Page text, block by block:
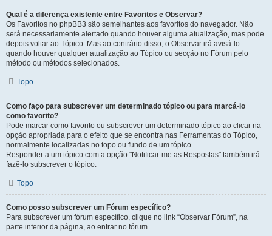
Qual é a diferença existente entre Favoritos e Observar?
Os Favoritos no phpBB3 são semelhantes aos favoritos do navegador. Não
será necessariamente alertado quando houver alguma atualização, mas pode
depois voltar ao Tópico. Mas ao contrário disso, o Observar irá avisá-lo
quando houver qualquer atualização ao Tópico ou secção no Fórum pelo
método ou métodos selecionados.
Topo
Como faço para subscrever um determinado tópico ou para marcá-lo
como favorito?
Pode marcar como favorito ou subscrever um determinado tópico ao clicar na
opção apropriada para o efeito que se encontra nas Ferramentas do Tópico,
normalmente localizadas no topo ou fundo de um tópico.
Responder a um tópico com a opção "Notificar-me as Respostas" também irá
fazê-lo subscrever o tópico.
Topo
Como posso subscrever um Fórum específico?
Para subscrever um fórum específico, clique no link “Observar Fórum”, na
parte inferior da página, ao entrar no fórum.